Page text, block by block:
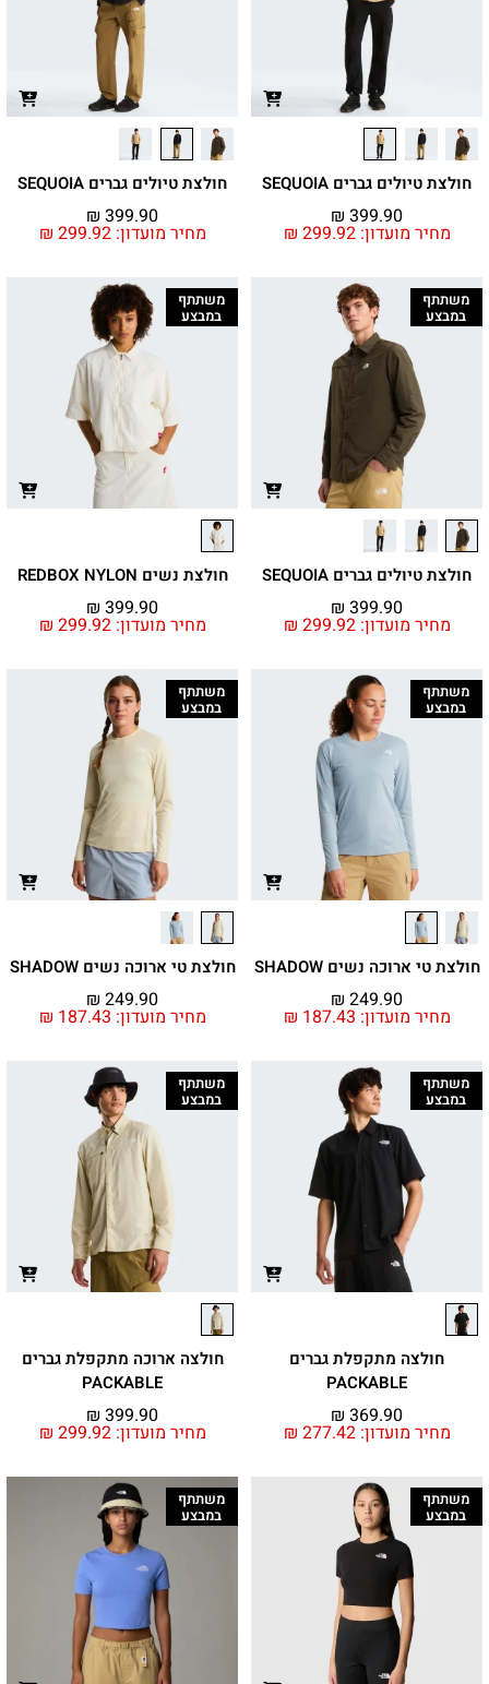
חולצת טיולים גברים SEQUOIA
מחיר מועדון: ₪ 299.92
₪ 399.90
חולצת טיולים גברים SEQUOIA
מחיר מועדון: ₪ 299.92
₪ 399.90
משתתף
במבצע
חולצת טיולים גברים SEQUOIA
מחיר מועדון: ₪ 299.92
₪ 399.90
משתתף
במבצע
חולצת נשים REDBOX NYLON
מחיר מועדון: ₪ 299.92
₪ 399.90
משתתף
במבצע
חולצת טי ארוכה נשים SHADOW
מחיר מועדון: ₪ 187.43
₪ 249.90
משתתף
במבצע
חולצת טי ארוכה נשים SHADOW
מחיר מועדון: ₪ 187.43
₪ 249.90
משתתף
במבצע
חולצה מתקפלת גברים
PACKABLE
מחיר מועדון: ₪ 277.42
₪ 369.90
משתתף
במבצע
חולצה ארוכה מתקפלת גברים
PACKABLE
מחיר מועדון: ₪ 299.92
₪ 399.90
משתתף
במבצע
משתתף
במבצע